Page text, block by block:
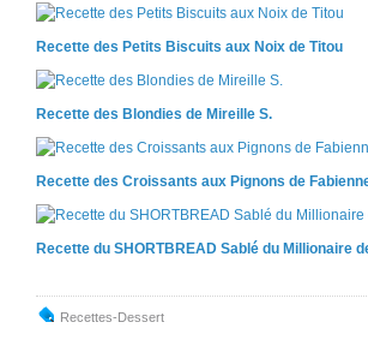
Recette des Petits Biscuits aux Noix de Titou
Recette des Blondies de Mireille S.
Recette des Croissants aux Pignons de
Recette du SHORTBREAD Sablé du Millionaire
Recettes-Dessert